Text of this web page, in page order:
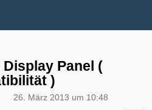
Display Panel (
)
26. März 2013 um 10:48